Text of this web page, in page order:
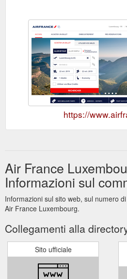
https://
Air France
Informazioni sul
Informazioni sul sito web, sul numero
Air France Luxembourg.
Collegamenti alla
Sito ufficiale